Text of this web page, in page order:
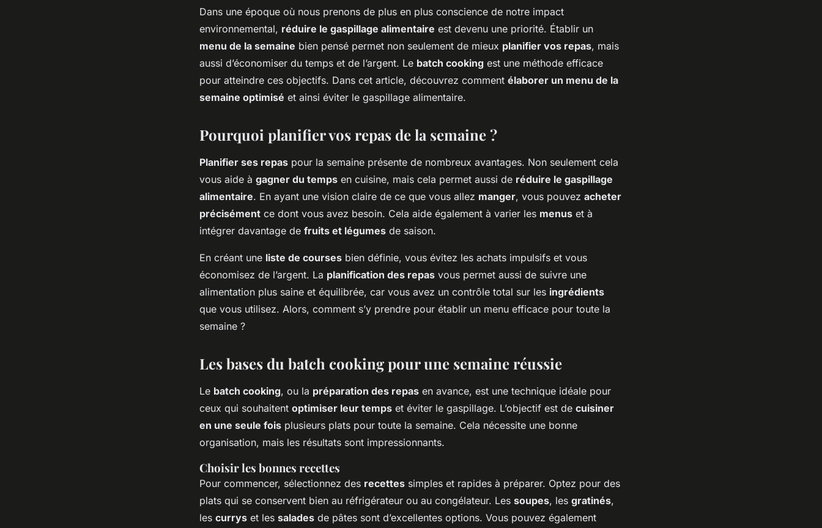
Dans une époque où nous prenons de plus en plus conscience de notre impact
environnemental, réduire le gaspillage alimentaire est devenu une priorité. Établir un
menu de la semaine bien pensé permet non seulement de mieux planifier vos repas, mais
aussi d’économiser du temps et de l’argent. Le batch cooking est une méthode efficace
pour atteindre ces objectifs. Dans cet article, découvrez comment élaborer un menu de la
semaine optimisé et ainsi éviter le gaspillage alimentaire.
Pourquoi planifier vos repas de la semaine ?
Planifier ses repas pour la semaine présente de nombreux avantages. Non seulement cela
vous aide à gagner du temps en cuisine, mais cela permet aussi de réduire le gaspillage
alimentaire. En ayant une vision claire de ce que vous allez manger, vous pouvez acheter
précisément ce dont vous avez besoin. Cela aide également à varier les menus et à
intégrer davantage de fruits et légumes de saison.
En créant une liste de courses bien définie, vous évitez les achats impulsifs et vous
économisez de l’argent. La planification des repas vous permet aussi de suivre une
alimentation plus saine et équilibrée, car vous avez un contrôle total sur les ingrédients
que vous utilisez. Alors, comment s’y prendre pour établir un menu efficace pour toute la
semaine ?
Les bases du batch cooking pour une semaine réussie
Le batch cooking, ou la préparation des repas en avance, est une technique idéale pour
ceux qui souhaitent optimiser leur temps et éviter le gaspillage. L’objectif est de cuisiner
en une seule fois plusieurs plats pour toute la semaine. Cela nécessite une bonne
organisation, mais les résultats sont impressionnants.
Choisir les bonnes recettes
Pour commencer, sélectionnez des recettes simples et rapides à préparer. Optez pour des
plats qui se conservent bien au réfrigérateur ou au congélateur. Les soupes, les gratinés,
les currys et les salades de pâtes sont d’excellentes options. Vous pouvez également